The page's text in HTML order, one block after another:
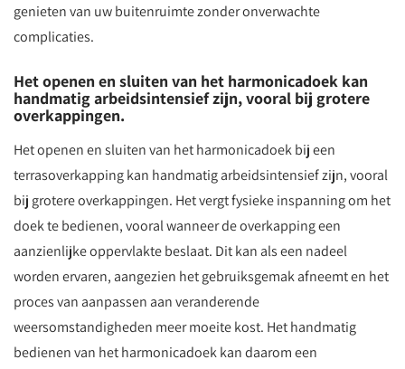
genieten van uw buitenruimte zonder onverwachte
complicaties.
Het openen en sluiten van het harmonicadoek kan
handmatig arbeidsintensief zijn, vooral bij grotere
overkappingen.
Het openen en sluiten van het harmonicadoek bij een
terrasoverkapping kan handmatig arbeidsintensief zijn, vooral
bij grotere overkappingen. Het vergt fysieke inspanning om het
doek te bedienen, vooral wanneer de overkapping een
aanzienlijke oppervlakte beslaat. Dit kan als een nadeel
worden ervaren, aangezien het gebruiksgemak afneemt en het
proces van aanpassen aan veranderende
weersomstandigheden meer moeite kost. Het handmatig
bedienen van het harmonicadoek kan daarom een